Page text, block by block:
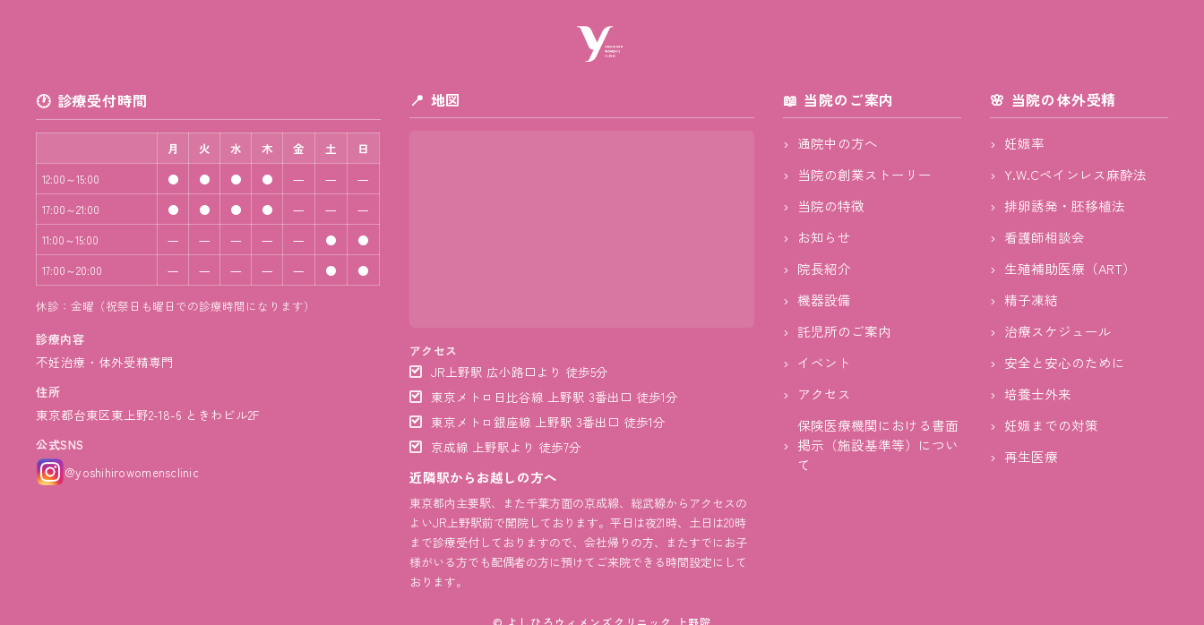
診療受付時間
月 火 水 木 金 土 日
12:00～15:00 ● ● ● ● ― ― ―
17:00～21:00 ● ● ● ● ― ― ―
11:00～15:00 ― ― ― ― ― ● ●
17:00～20:00 ― ― ― ― ― ● ●
休診：金曜（祝祭日も曜日での診療時間になります）
診療内容
不妊治療・体外受精専門
住所
東京都台東区東上野2-18-6 ときわビル2F
公式SNS
@yoshihirowomensclinic
地図
アクセス
JR上野駅 広小路口より 徒歩5分
東京メトロ日比谷線 上野駅 3番出口 徒歩1分
東京メトロ銀座線 上野駅 3番出口 徒歩1分
京成線 上野駅より 徒歩7分
近隣駅からお越しの方へ
東京都内主要駅、また千葉方面の京成線、総武線からアクセスの
よいJR上野駅前で開院しております。平日は夜21時、土日は20時
まで診療受付しておりますので、会社帰りの方、またすでにお子
様がいる方でも配偶者の方に預けてご来院できる時間設定にして
おります。
当院のご案内
通院中の方へ
当院の創業ストーリー
当院の特徴
お知らせ
院長紹介
機器設備
託児所のご案内
イベント
アクセス
保険医療機関における書面
掲示（施設基準等）につい
て
当院の体外受精
妊娠率
Y.W.Cペインレス麻酔法
排卵誘発・胚移植法
看護師相談会
生殖補助医療（ART）
精子凍結
治療スケジュール
安全と安心のために
培養士外来
妊娠までの対策
再生医療
© よしひろウィメンズクリニック 上野院